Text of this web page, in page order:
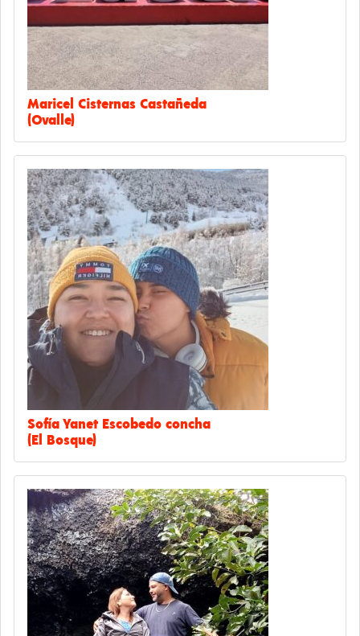
Maricel Cisternas Castañeda
(Ovalle)
Sofía Yanet Escobedo concha
(El Bosque)